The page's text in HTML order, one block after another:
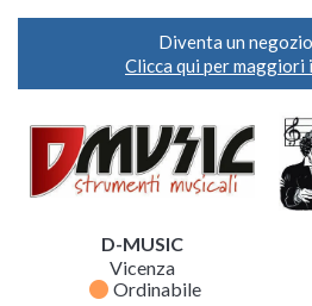
Diventa un
Clicca qui per maggiori
D-MUSIC
Vicenza
fiber_manual_record Ordinabile